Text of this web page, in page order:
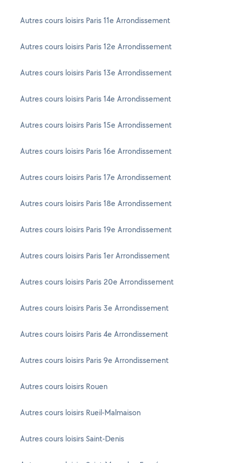
Autres cours loisirs Paris 11e Arrondissement
Autres cours loisirs Paris 12e Arrondissement
Autres cours loisirs Paris 13e Arrondissement
Autres cours loisirs Paris 14e Arrondissement
Autres cours loisirs Paris 15e Arrondissement
Autres cours loisirs Paris 16e Arrondissement
Autres cours loisirs Paris 17e Arrondissement
Autres cours loisirs Paris 18e Arrondissement
Autres cours loisirs Paris 19e Arrondissement
Autres cours loisirs Paris 1er Arrondissement
Autres cours loisirs Paris 20e Arrondissement
Autres cours loisirs Paris 3e Arrondissement
Autres cours loisirs Paris 4e Arrondissement
Autres cours loisirs Paris 9e Arrondissement
Autres cours loisirs Rouen
Autres cours loisirs Rueil-Malmaison
Autres cours loisirs Saint-Denis